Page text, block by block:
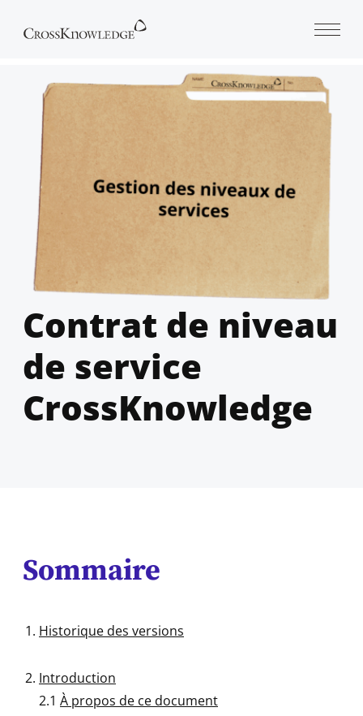
Contrat de niveau
de service
CrossKnowledge
Sommaire
Historique des versions
Introduction
2.1 À propos de ce document